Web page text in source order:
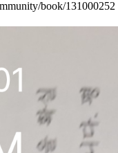
book/131000252